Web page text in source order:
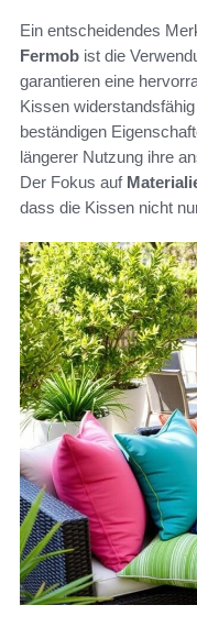
Ein entscheidendes
Fermob ist die
garantieren eine
Kissen
beständigen
längerer Nutzung ihre
Der Fokus auf
dass die Kissen nicht